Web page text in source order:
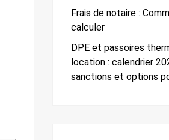
Frais de notaire :
calculer
DPE et passoires
location : calendrier
sanctions et options